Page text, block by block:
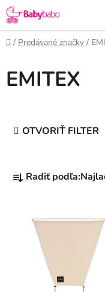
Prejsť
na
obsah
Domov
/ Predávané značky /
EMITEX
OTVORIŤ FILTER
Radiť podľa: